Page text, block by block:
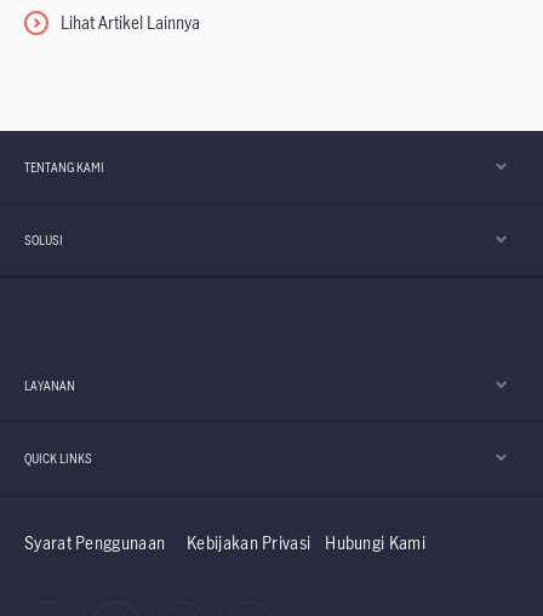
Lihat Artikel Lainnya
TENTANG KAMI
SOLUSI
LAYANAN
QUICK LINKS
Syarat Penggunaan Kebijakan Privasi Hubungi Kami